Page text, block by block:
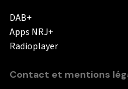
DAB+
Apps NRJ+
Radioplayer
Contact et mentions